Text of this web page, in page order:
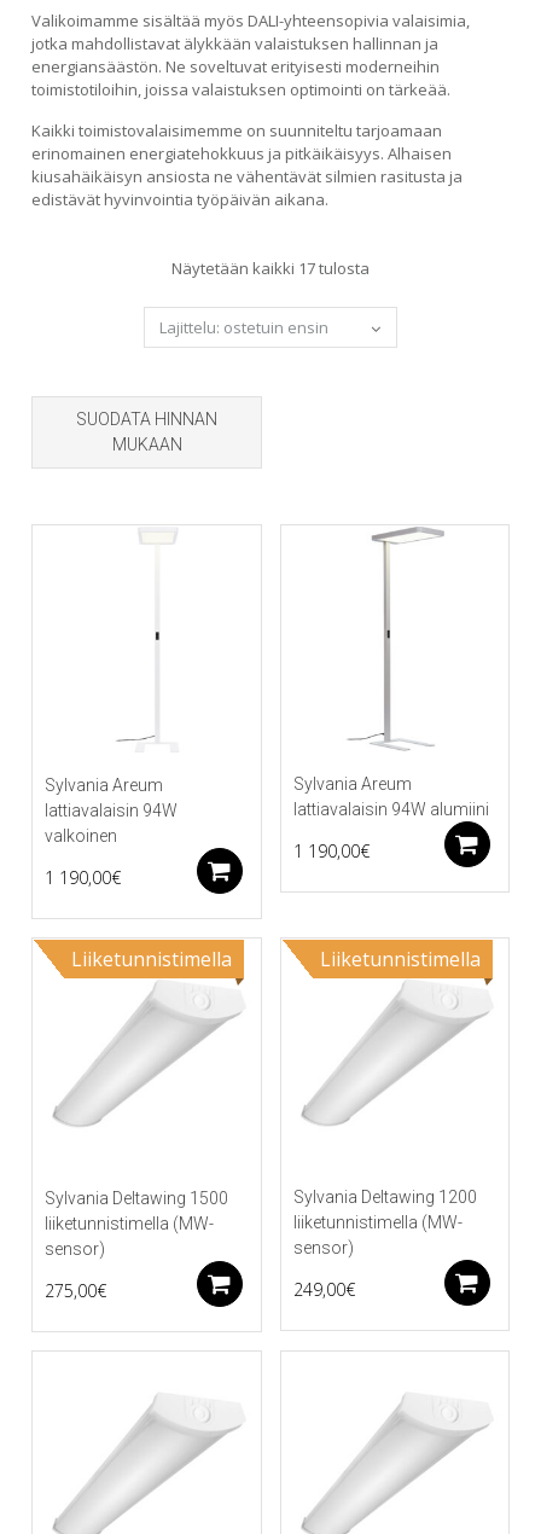
Valikoimamme sisältää myös DALI-yhteensopivia valaisimia,
jotka mahdollistavat älykkään valaistuksen hallinnan ja
energiansäästön. Ne soveltuvat erityisesti moderneihin
toimistotiloihin, joissa valaistuksen optimointi on tärkeää.
Kaikki toimistovalaisimemme on suunniteltu tarjoamaan
erinomainen energiatehokkuus ja pitkäikäisyys. Alhaisen
kiusahäikäisyn ansiosta ne vähentävät silmien rasitusta ja
edistävät hyvinvointia työpäivän aikana.
Näytetään kaikki 17 tulosta
by
popularity
SUODATA HINNAN
MUKAAN
Sylvania Areum
lattiavalaisin 94W
valkoinen
1 190,00€
Sylvania Areum
lattiavalaisin 94W alumiini
1 190,00€
Liiketunnistimella
Sylvania Deltawing 1500
liiketunnistimella (MW-
sensor)
275,00€ Lisää ostoskoriin
Liiketunnistimella
Sylvania Deltawing 1200
liiketunnistimella (MW-
sensor)
249,00€